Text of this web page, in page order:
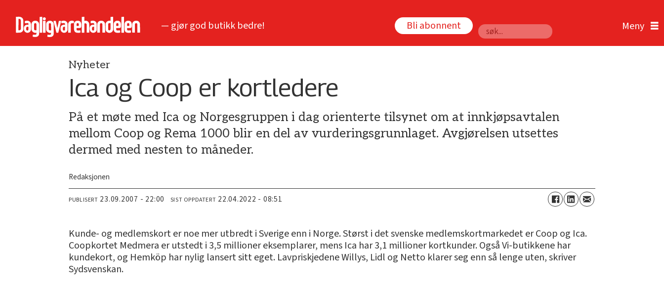
— gjør god butikk bedre! Bli abonnent
Søk
Nyheter
Ica og Coop er kortledere
På et møte med Ica og Norgesgruppen i dag orienterte tilsynet om at innkjøpsavtalen
mellom Coop og Rema 1000 blir en del av vurderingsgrunnlaget. Avgjørelsen utsettes
dermed med nesten to måneder.
Redaksjonen
PUBLISERT 23.09.2007 - 22:00 SIST OPPDATERT 22.04.2022 - 08:51
Kunde- og medlemskort er noe mer utbredt i Sverige enn i Norge. Størst i det svenske medlemskortmarkedet er Coop og Ica.
Coopkortet Medmera er utstedt i 3,5 millioner eksemplarer, mens Ica har 3,1 millioner kortkunder. Også Vi-butikkene har
kundekort, og Hemköp har nylig lansert sitt eget. Lavpriskjedene Willys, Lidl og Netto klarer seg enn så lenge uten, skriver
Sydsvenskan.